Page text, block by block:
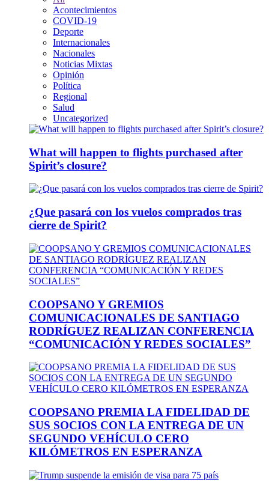
Acontecimientos
COVID-19
Deporte
Internacionales
Nacionales
Noticias Mixtas
Opinión
Política
Regional
Salud
Uncategorized
What will happen to flights purchased after
Spirit’s closure?
¿Que pasará con los vuelos comprados tras
cierre de Spirit?
COOPSANO Y GREMIOS
COMUNICACIONALES DE SANTIAGO
RODRÍGUEZ REALIZAN CONFERENCIA
“COMUNICACIÓN Y REDES SOCIALES”
COOPSANO PREMIA LA FIDELIDAD DE
SUS SOCIOS CON LA ENTREGA DE UN
SEGUNDO VEHÍCULO CERO
KILÓMETROS EN ESPERANZA